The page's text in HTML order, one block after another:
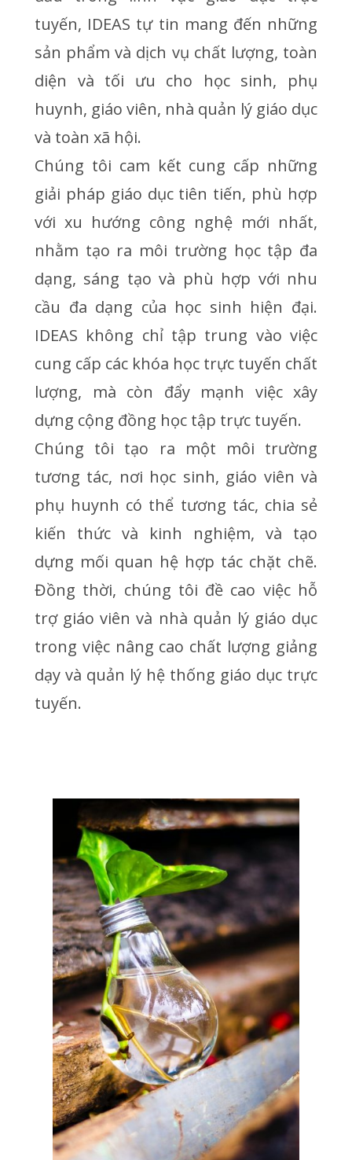
tuyến, IDEAS tự tin mang đến những
sản phẩm và dịch vụ chất lượng, toàn
diện và tối ưu cho học sinh, phụ
huynh, giáo viên, nhà quản lý giáo dục
và toàn xã hội.
Chúng tôi cam kết cung cấp những
giải pháp giáo dục tiên tiến, phù hợp
với xu hướng công nghệ mới nhất,
nhằm tạo ra môi trường học tập đa
dạng, sáng tạo và phù hợp với nhu
cầu đa dạng của học sinh hiện đại.
IDEAS không chỉ tập trung vào việc
cung cấp các khóa học trực tuyến chất
lượng, mà còn đẩy mạnh việc xây
dựng cộng đồng học tập trực tuyến.
Chúng tôi tạo ra một môi trường
tương tác, nơi học sinh, giáo viên và
phụ huynh có thể tương tác, chia sẻ
kiến thức và kinh nghiệm, và tạo
dựng mối quan hệ hợp tác chặt chẽ.
Đồng thời, chúng tôi đề cao việc hỗ
trợ giáo viên và nhà quản lý giáo dục
trong việc nâng cao chất lượng giảng
dạy và quản lý hệ thống giáo dục trực
tuyến.